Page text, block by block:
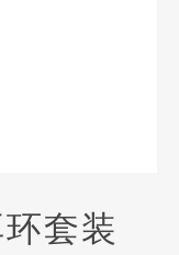
套装